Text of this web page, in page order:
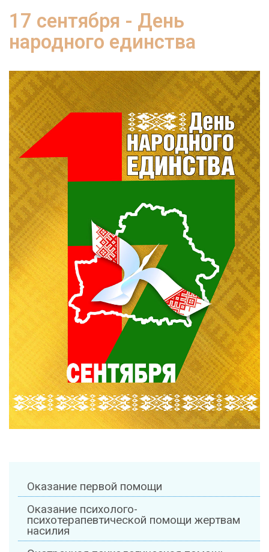
17 сентября - День
народного единства
Оказание первой помощи
Оказание психолого-
психотерапевтической помощи жертвам
насилия